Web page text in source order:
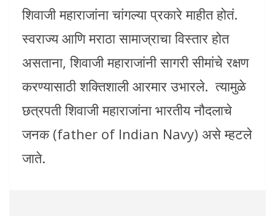
शिवाजी महाराजांना चांगल्या प्रकारे माहीत होतं.
स्वराज्य आणि मराठा सामाज्राचा विस्तार होत
असताना, शिवाजी महाराजांनी सागरी सीमांचे रक्षण
करण्यासाठी शक्तिशाली आरमार उभारले. त्यामुळे
छत्रपती शिवाजी महाराजांना भारतीय नौदलाचे
जनक (father of Indian Navy) असे म्हटले
जाते.